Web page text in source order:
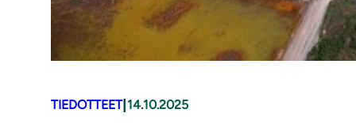
TIEDOTTEET|14.10.2025